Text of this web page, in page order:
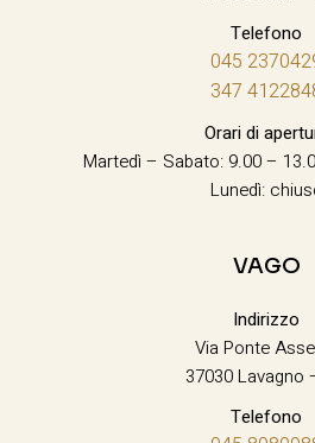
Telefono
045
347
Orari di
Martedì – Sabato: 9.00 –
Lunedì:
VAGO
Indirizzo
Via Ponte
37030 Lavagno
Telefono